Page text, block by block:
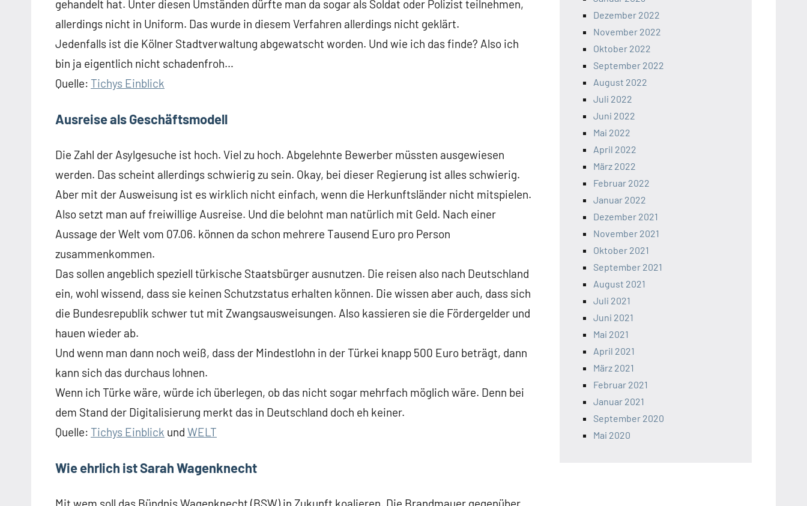
gehandelt hat. Unter diesen Umständen dürfte man da sogar als Soldat oder Polizist teilnehmen,
allerdings nicht in Uniform. Das wurde in diesem Verfahren allerdings nicht geklärt.
Jedenfalls ist die Kölner Stadtverwaltung abgewatscht worden. Und wie ich das finde? Also ich
bin ja eigentlich nicht schadenfroh…
Quelle: Tichys Einblick
Ausreise als Geschäftsmodell
Die Zahl der Asylgesuche ist hoch. Viel zu hoch. Abgelehnte Bewerber müssten ausgewiesen
werden. Das scheint allerdings schwierig zu sein. Okay, bei dieser Regierung ist alles schwierig.
Aber mit der Ausweisung ist es wirklich nicht einfach, wenn die Herkunftsländer nicht mitspielen.
Also setzt man auf freiwillige Ausreise. Und die belohnt man natürlich mit Geld. Nach einer
Aussage der Welt vom 07.06. können da schon mehrere Tausend Euro pro Person
zusammenkommen.
Das sollen angeblich speziell türkische Staatsbürger ausnutzen. Die reisen also nach Deutschland
ein, wohl wissend, dass sie keinen Schutzstatus erhalten können. Die wissen aber auch, dass sich
die Bundesrepublik schwer tut mit Zwangsausweisungen. Also kassieren sie die Fördergelder und
hauen wieder ab.
Und wenn man dann noch weiß, dass der Mindestlohn in der Türkei knapp 500 Euro beträgt, dann
kann sich das durchaus lohnen.
Wenn ich Türke wäre, würde ich überlegen, ob das nicht sogar mehrfach möglich wäre. Denn bei
dem Stand der Digitalisierung merkt das in Deutschland doch eh keiner.
Quelle: Tichys Einblick und WELT
Wie ehrlich ist Sarah Wagenknecht
Dezember 2022
November 2022
Oktober 2022
September 2022
August 2022
Juli 2022
Juni 2022
Mai 2022
April 2022
März 2022
Februar 2022
Januar 2022
Dezember 2021
November 2021
Oktober 2021
September 2021
August 2021
Juli 2021
Juni 2021
Mai 2021
April 2021
März 2021
Februar 2021
Januar 2021
September 2020
Mai 2020